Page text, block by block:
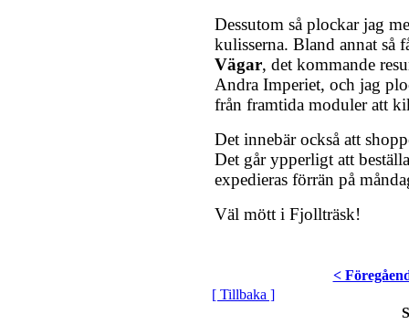
Dessutom så plockar jag
kulisserna. Bland annat så
Vägar, det kommande
Andra Imperiet, och jag
från framtida moduler att
Det innebär också att
Det går ypperligt att
expedieras förrän på
Väl mött i Fjollträsk!
<
[ Tillbaka ]